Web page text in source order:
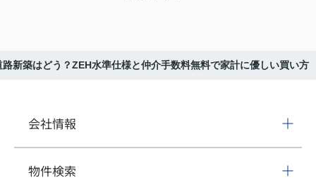
新築はどう？ZEH水準仕様と仲介手数料無料で家計に優しい買い方
会社情報
物件検索